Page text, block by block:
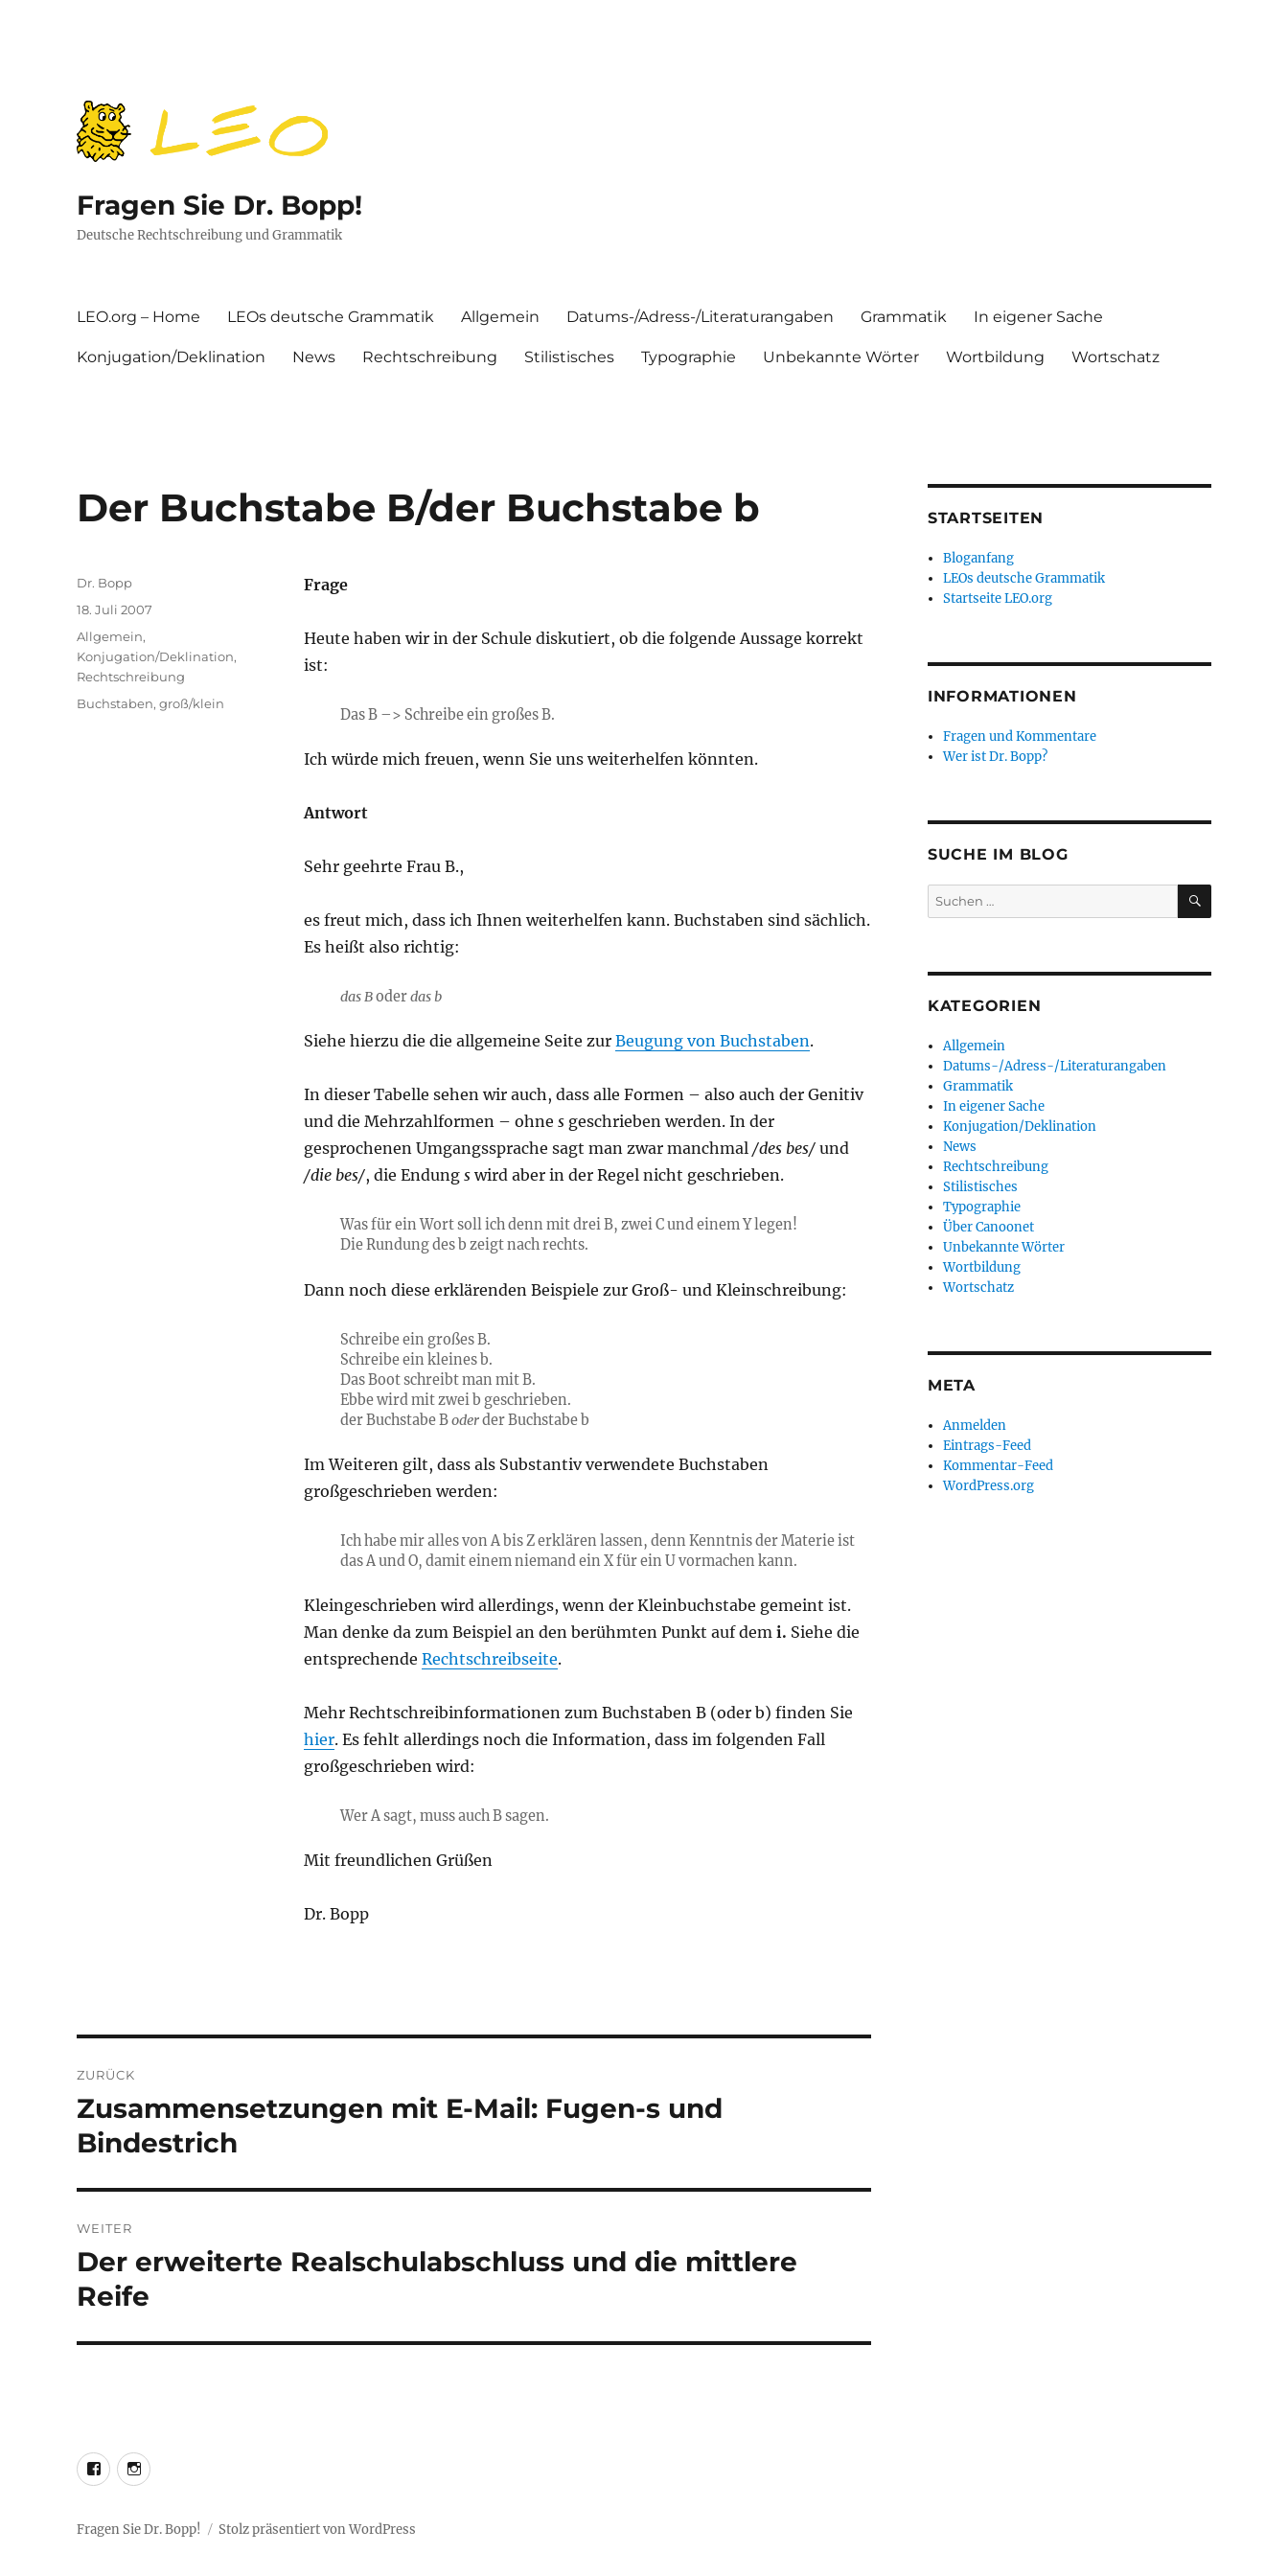
Fragen Sie Dr. Bopp!
Deutsche Rechtschreibung und Grammatik
LEO.org – Home LEOs deutsche Grammatik Allgemein Datums-/Adress-/Literaturangaben Grammatik In eigener Sache
Konjugation/Deklination News Rechtschreibung Stilistisches Typographie Unbekannte Wörter Wortbildung Wortschatz
Der Buchstabe B/der Buchstabe b
Frage
Heute haben wir in der Schule diskutiert, ob die folgende Aussage korrekt
ist:
Das B –> Schreibe ein großes B.
Ich würde mich freuen, wenn Sie uns weiterhelfen könnten.
Antwort
Sehr geehrte Frau B.,
es freut mich, dass ich Ihnen weiterhelfen kann. Buchstaben sind sächlich.
Es heißt also richtig:
das Boderdas b
Siehe hierzu die die allgemeine Seite zur Beugung von Buchstaben.
In dieser Tabelle sehen wir auch, dass alle Formen – also auch der Genitiv
und die Mehrzahlformen – ohne sgeschrieben werden. In der
gesprochenen Umgangssprache sagt man zwar manchmal /des bes/und
/die bes/, die Endung swird aber in der Regel nicht geschrieben.
Was für ein Wort soll ich denn mit drei B, zwei C und einem Y legen!
Die Rundung des b zeigt nach rechts.
Dann noch diese erklärenden Beispiele zur Groß- und Kleinschreibung:
Schreibe ein großes B.
Schreibe ein kleines b.
Das Boot schreibt man mit B.
Ebbe wird mit zwei b geschrieben.
der Buchstabe Boderder Buchstabe b
Im Weiteren gilt, dass als Substantiv verwendete Buchstaben
großgeschrieben werden:
Ich habe mir alles von A bis Z erklären lassen, denn Kenntnis der Materie ist
das A und O, damit einem niemand ein X für ein U vormachen kann.
Kleingeschrieben wird allerdings, wenn der Kleinbuchstabe gemeint ist.
Man denke da zum Beispiel an den berühmten Punkt auf demi. Siehe die
entsprechende Rechtschreibseite.
Mehr Rechtschreibinformationen zum Buchstaben B (oder b) finden Sie
hier. Es fehlt allerdings noch die Information, dass im folgenden Fall
großgeschrieben wird:
Wer A sagt, muss auch B sagen.
Mit freundlichen Grüßen
Dr. Bopp
Autor
Dr. Bopp
Veröffentlicht
am
18. Juli 2007
Kategorien
Allgemein,
Konjugation/Deklination,
Rechtschreibung
Schlagwörter
Buchstaben,groß/klein
ZURÜCK
Vorheriger
Beitrag:
Zusammensetzungen mit E-Mail: Fugen-s und
Bindestrich
WEITER
Nächster
Beitrag:
Der erweiterte Realschulabschluss und die mittlere
Reife
STARTSEITEN
Bloganfang
LEOs deutsche Grammatik
Startseite LEO.org
INFORMATIONEN
Fragen und Kommentare
Wer ist Dr. Bopp?
SUCHE IM BLOG
Suchen
nach:
SUCHEN
KATEGORIEN
Allgemein
Datums-/Adress-/Literaturangaben
Grammatik
In eigener Sache
Konjugation/Deklination
News
Rechtschreibung
Stilistisches
Typographie
Über Canoonet
Unbekannte Wörter
Wortbildung
Wortschatz
META
Anmelden
Eintrags-Feed
Kommentar-Feed
WordPress.org
LEO@Facebook
LEO@Instagram
Fragen Sie Dr. Bopp! Stolz präsentiert von WordPress